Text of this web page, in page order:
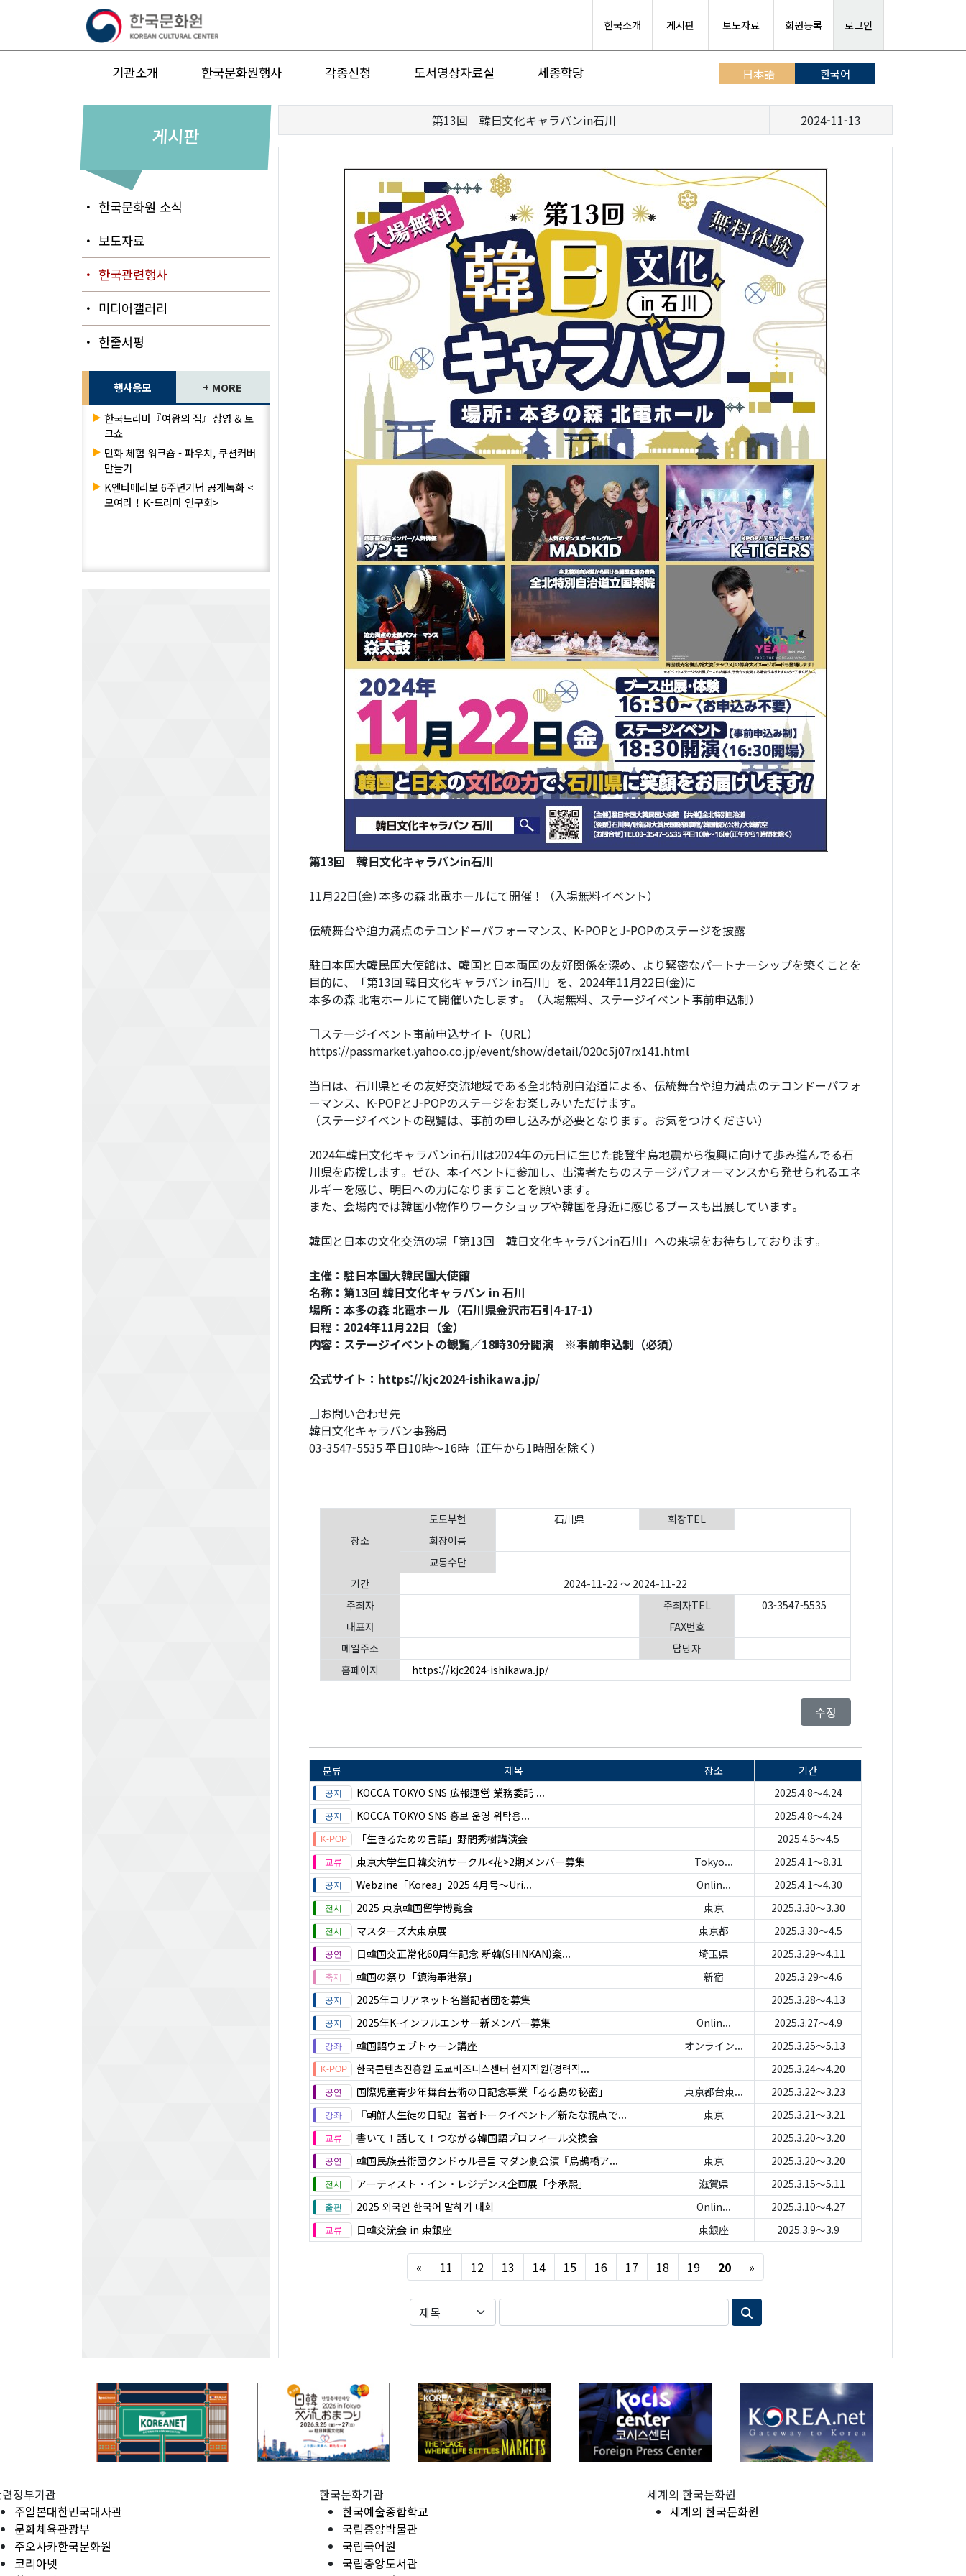
한국소개 게시판 보도자료 회원등록 로그인
기관소개 한국문화원행사 각종신청 도서영상자료실 세종학당 日本語 한국어
게시판
・ 한국문화원 소식
・ 보도자료
・ 한국관련행사
・ 미디어갤러리
・ 한줄서평
행사응모 + MORE
▶ 한국드라마『여왕의 집』상영 & 토
크쇼
▶ 민화 체험 워크숍 - 파우치, 쿠션커버
만들기
▶ K엔타메라보 6주년기념 공개녹화 <
모여라！K-드라마 연구회>
第13回 韓日文化キャラバンin石川 2024-11-13
第13回 韓日文化キャラバンin石川
11月22日(金) 本多の森 北電ホールにて開催！（入場無料イベント）
伝統舞台や迫力満点のテコンドーパフォーマンス、K-POPとJ-POPのステージを披露
駐日本国大韓民国大使館は、韓国と日本両国の友好関係を深め、より緊密なパートナーシップを築くことを
目的に、「第13回 韓日文化キャラバン in石川」を、2024年11月22日(金)に
本多の森 北電ホールにて開催いたします。（入場無料、ステージイベント事前申込制）
□ステージイベント事前申込サイト（URL）
https://passmarket.yahoo.co.jp/event/show/detail/020c5j07rx141.html
当日は、石川県とその友好交流地域である全北特別自治道による、伝統舞台や迫力満点のテコンドーパフォ
ーマンス、K-POPとJ-POPのステージをお楽しみいただけます。
（ステージイベントの観覧は、事前の申し込みが必要となります。お気をつけください）
2024年韓日文化キャラバンin石川は2024年の元日に生じた能登半島地震から復興に向けて歩み進んでる石
川県を応援します。ぜひ、本イベントに参加し、出演者たちのステージパフォーマンスから発せられるエネ
ルギーを感じ、明日への力になりますことを願います。
また、会場内では韓国小物作りワークショップや韓国を身近に感じるブースも出展しています。
韓国と日本の文化交流の場「第13回 韓日文化キャラバンin石川」への来場をお待ちしております。
主催：駐日本国大韓民国大使館
名称：第13回 韓日文化キャラバン in 石川
場所：本多の森 北電ホール（石川県金沢市石引4-17-1）
日程：2024年11月22日（金）
内容：ステージイベントの観覧／18時30分開演 ※事前申込制（必須）
公式サイト：https://kjc2024-ishikawa.jp/
□お問い合わせ先
韓日文化キャラバン事務局
03-3547-5535 平日10時～16時（正午から1時間を除く）
장소
도도부현 石川県
회장TEL
회장이름
교통수단
기간
2024-11-22 ～ 2024-11-22
주최자
주최자TEL
03-3547-5535
대표자
FAX번호
메일주소
담당자
홈페이지
https://kjc2024-ishikawa.jp/
수정
분류 제목 장소
기간
KOCCA TOKYO SNS 広報運営 業務委託 ...
2025.4.8～4.24
KOCCA TOKYO SNS 홍보 운영 위탁용...
2025.4.8～4.24
「生きるための言語」野間秀樹講演会
2025.4.5～4.5
東京大学生日韓交流サークル<花>2期メンバー募集
Tokyo...
2025.4.1～8.31
Webzine「Korea」2025 4月号～Uri...
Onlin...
2025.4.1～4.30
2025 東京韓国留学博覧会
東京
2025.3.30～3.30
マスターズ大東京展
東京都
2025.3.30～4.5
日韓国交正常化60周年記念 新韓(SHINKAN)楽...
埼玉県
2025.3.29～4.11
韓国の祭り「鎮海軍港祭」
新宿
2025.3.29～4.6
2025年コリアネット名誉記者団を募集
2025.3.28～4.13
2025年K-インフルエンサー新メンバー募集
Onlin...
2025.3.27～4.9
韓国語ウェブトゥーン講座
オンライン...
2025.3.25～5.13
한국콘텐츠진흥원 도쿄비즈니스센터 현지직원(경력직...
2025.3.24～4.20
国際児童青少年舞台芸術の日記念事業「るる島の秘密」
東京都台東...
2025.3.22～3.23
『朝鮮人生徒の日記』著者トークイベント／新たな視点で...
東京
2025.3.21～3.21
書いて！話して！つながる韓国語プロフィール交換会
2025.3.20～3.20
韓国民族芸術団クンドゥル큰들 マダン劇公演『烏鵲橋ア...
東京
2025.3.20～3.20
アーティスト・イン・レジデンス企画展「李承熙」
滋賀県
2025.3.15～5.11
2025 외국인 한국어 말하기 대회
Onlin...
2025.3.10～4.27
日韓交流会 in 東銀座
東銀座 2025.3.9～3.9
« Previous
11 12 13 14 15 16 17 18 19 20 »
정부기관
주일본대한민국대사관
문화체육관광부
주오사카한국문화원
코리아넷
한국문화기관
한국예술종합학교
국립중앙박물관
국립국어원
국립중앙도서관
세계의 한국문화원
세계의 한국문화원